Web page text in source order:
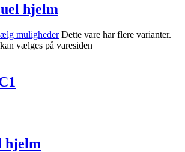
hjelm
muligheder Dette vare har flere varianter.
vælges på varesiden
hjelm